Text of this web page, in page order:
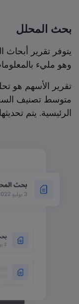
بحث المحلل
يتوفر تقرير أبحاث
وهو مليء
تقرير الأسهم هو
متوسط تصنيف
الرئيسية. يتم